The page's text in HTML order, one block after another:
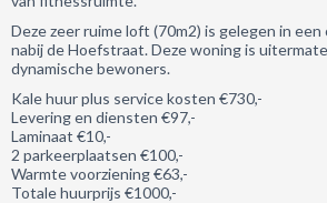
Deze zeer ruime loft (70m2) is gelegen in
nabij de Hoefstraat. Deze woning is
dynamische bewoners.
Kale huur plus service kosten €730,-
Levering en diensten €97,-
Laminaat €10,-
2 parkeerplaatsen €100,-
Warmte voorziening €63,-
Totale huurprijs €1000,-